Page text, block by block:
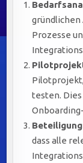
gründlichen
Prozesse
testen.
dass alle